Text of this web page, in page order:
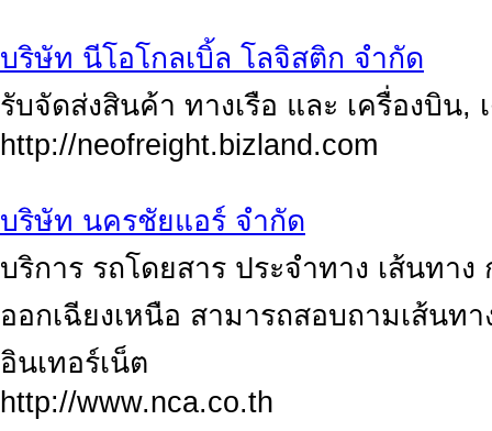
บริษัท นีโอโกลเบิ้ล โลจิสติก จำกัด
รับจัดส่งสินค้า ทางเรือ และ เครื่องบิน,
http://neofreight.bizland.com
บริษัท นครชัยแอร์ จำกัด
บริการ รถโดยสาร ประจำทาง เส้นทา
ออกเฉียงเหนือ สามารถสอบถามเส้นท
อินเทอร์เน็ต
http://www.nca.co.th